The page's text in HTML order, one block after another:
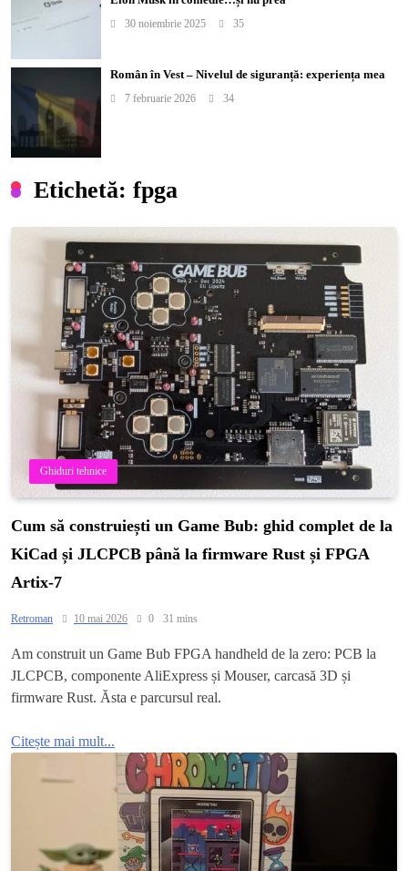
Etichetă: fpga
Ghiduri tehnice
Cum să construiești un Game Bub: ghid complet de la
KiCad și JLCPCB până la firmware Rust și FPGA
Artix-7
Retroman 10 mai 2026 0 31 mins
Am construit un Game Bub FPGA handheld de la zero: PCB la
JLCPCB, componente AliExpress și Mouser, carcasă 3D și
firmware Rust. Ăsta e parcursul real.
Citește mai mult...
30 noiembrie 2025 35
Român în Vest – Nivelul de siguranță: experiența mea
7 februarie 2026 34